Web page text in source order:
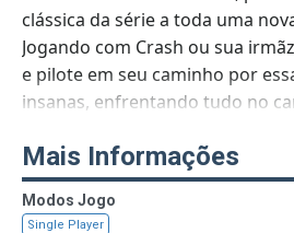
clássica da série a toda uma
Jogando com Crash ou sua
e pilote em seu caminho por
insanas, enfrentando tudo no
mundo das forças do mal.
Mais Informações
Modos Jogo
Single Player